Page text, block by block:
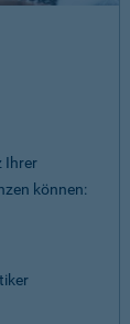
Ihrer
können: